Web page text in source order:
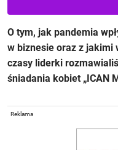
O tym, jak pandemia
w biznesie oraz z jakimi
czasy liderki
śniadania kobiet „ICAN
Reklama